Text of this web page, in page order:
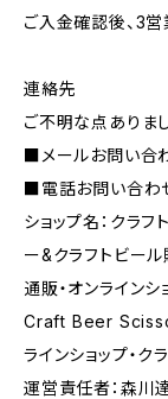
ご入金確認後、3営
連絡先
ご不明な点ありま
■メールお問い
■電話お問い
ショップ名：クラ
ー&クラフトビー
通販・オンラインシ
Craft Beer
ラインショップ・ク
運営責任者：森川